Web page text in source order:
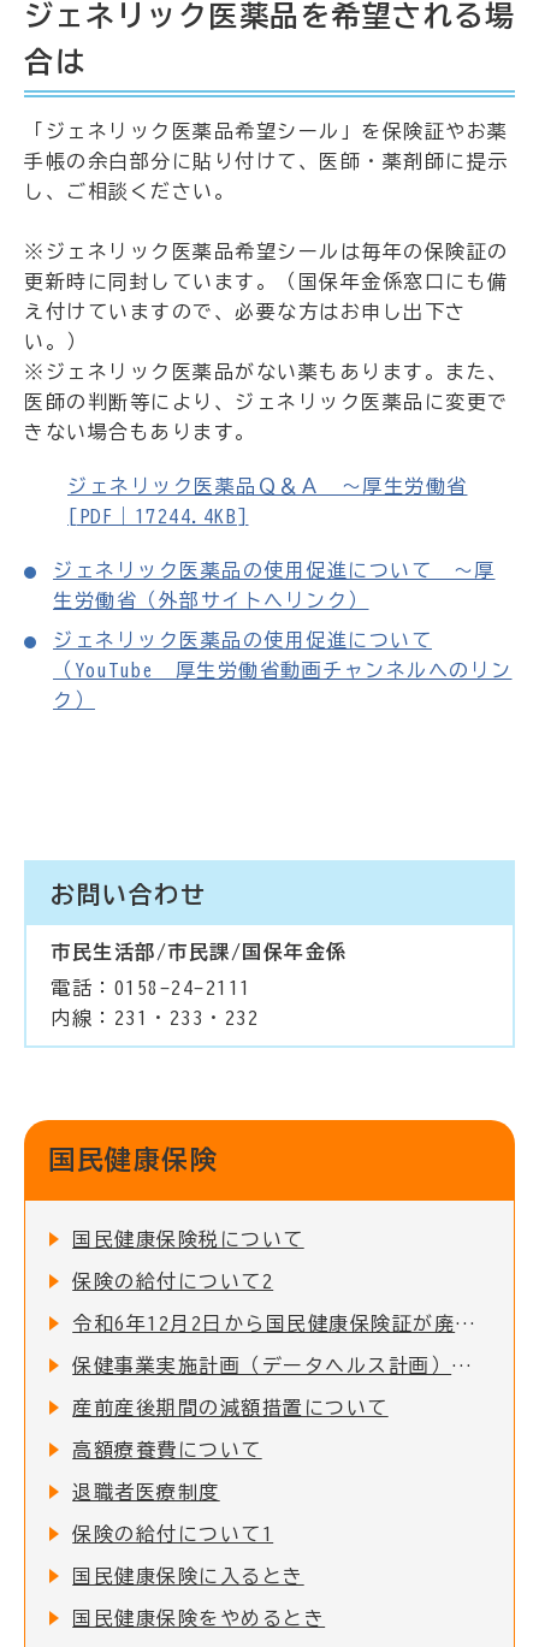
ジェネリック医薬品を希望される場
合は
「ジェネリック医薬品希望シール」を保険証やお薬
手帳の余白部分に貼り付けて、医師・薬剤師に提示
し、ご相談ください。
※ジェネリック医薬品希望シールは毎年の保険証の
更新時に同封しています。（国保年金係窓口にも備
え付けていますので、必要な方はお申し出下さ
い。）
※ジェネリック医薬品がない薬もあります。また、
医師の判断等により、ジェネリック医薬品に変更で
きない場合もあります。
ジェネリック医薬品Ｑ＆Ａ ～厚生労働省
[PDF｜17244.4KB]
ジェネリック医薬品の使用促進について ～厚
生労働省（外部サイトへリンク）
ジェネリック医薬品の使用促進について
（YouTube 厚生労働省動画チャンネルへのリン
ク）
お問い合わせ
市民生活部/市民課/国保年金係
電話：0158-24-2111
内線：231・233・232
国民健康保険
国民健康保険税について
保険の給付について2
令和6年12月2日から国民健康保険証が廃止となります
保健事業実施計画（データヘルス計画）について
産前産後期間の減額措置について
高額療養費について
退職者医療制度
保険の給付について1
国民健康保険に入るとき
国民健康保険をやめるとき